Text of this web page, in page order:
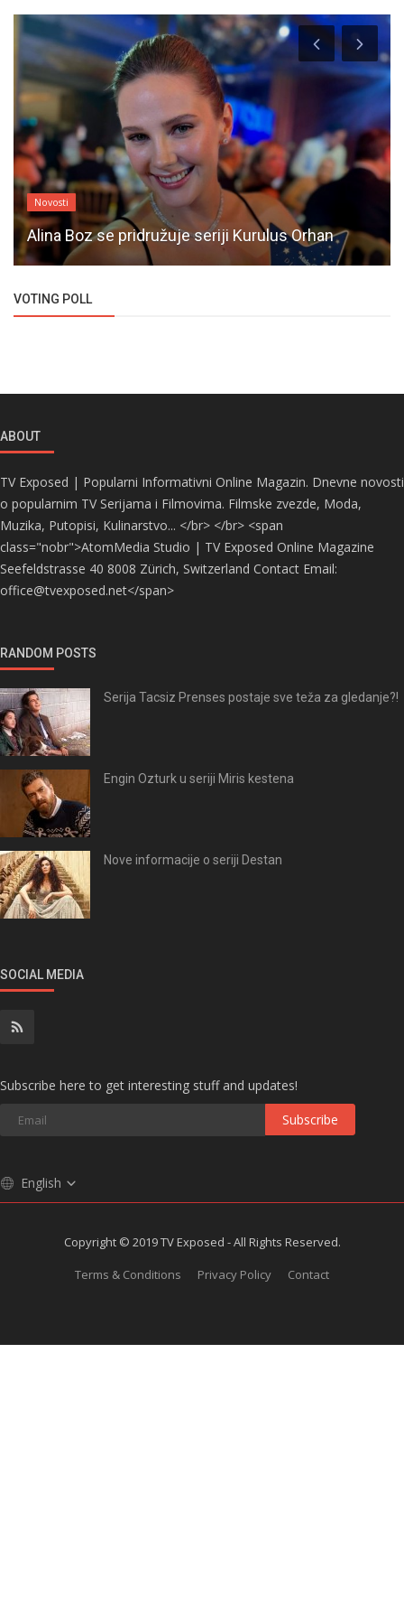
Novosti
Alina Boz se pridružuje seriji Kurulus Orhan
VOTING POLL
ABOUT
TV Exposed | Popularni Informativni Online Magazin. Dnevne novosti
o popularnim TV Serijama i Filmovima. Filmske zvezde, Moda,
Muzika, Putopisi, Kulinarstvo... </br> </br> <span
class="nobr">AtomMedia Studio | TV Exposed Online Magazine
Seefeldstrasse 40 8008 Zürich, Switzerland Contact Email:
office@tvexposed.net</span>
RANDOM POSTS
Serija Tacsiz Prenses postaje sve teža za gledanje?!
Engin Ozturk u seriji Miris kestena
Nove informacije o seriji Destan
SOCIAL MEDIA
Subscribe here to get interesting stuff and updates!
Subscribe
English
Copyright © 2019 TV Exposed - All Rights Reserved.
Terms & Conditions
Privacy Policy Contact